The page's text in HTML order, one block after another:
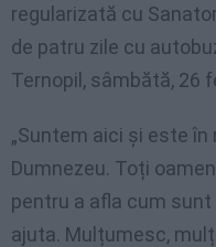
regularizată cu
de patru zile cu
Ternopil, sâmbătă, 26
„Suntem aici și este
Dumnezeu. Toți
pentru a afla cum
ajuta. Mulțumesc,